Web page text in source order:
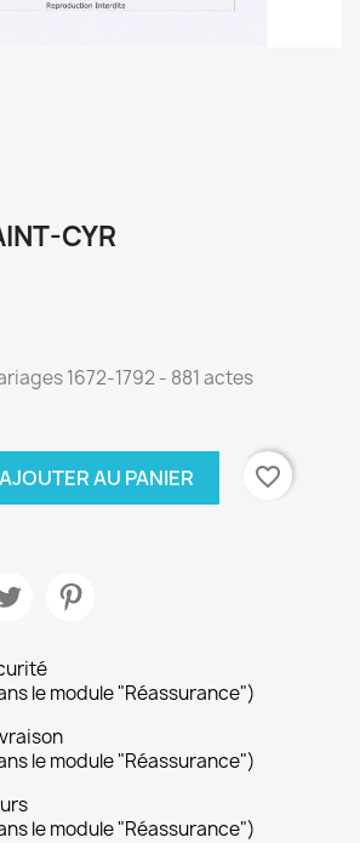
CYR
1672-1792 - 881 actes
AJOUTER AU PANIER
favorite_border
le module "Réassurance")
le module "Réassurance")
le module "Réassurance")